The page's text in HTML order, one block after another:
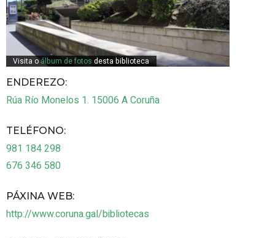
Visita oálbum de fotos desta biblioteca
ENDEREZO:
Rúa Río Monelos 1. 15006 A Coruña
TELÉFONO:
981 184 298
676 346 580
PÁXINA WEB:
http://www.coruna.gal/bibliotecas